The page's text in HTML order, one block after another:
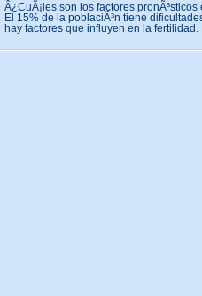
Â¿CuÃ¡les son los factores
El 15% de la poblaciÃ³n tiene
hay factores que influyen en la fertilidad.